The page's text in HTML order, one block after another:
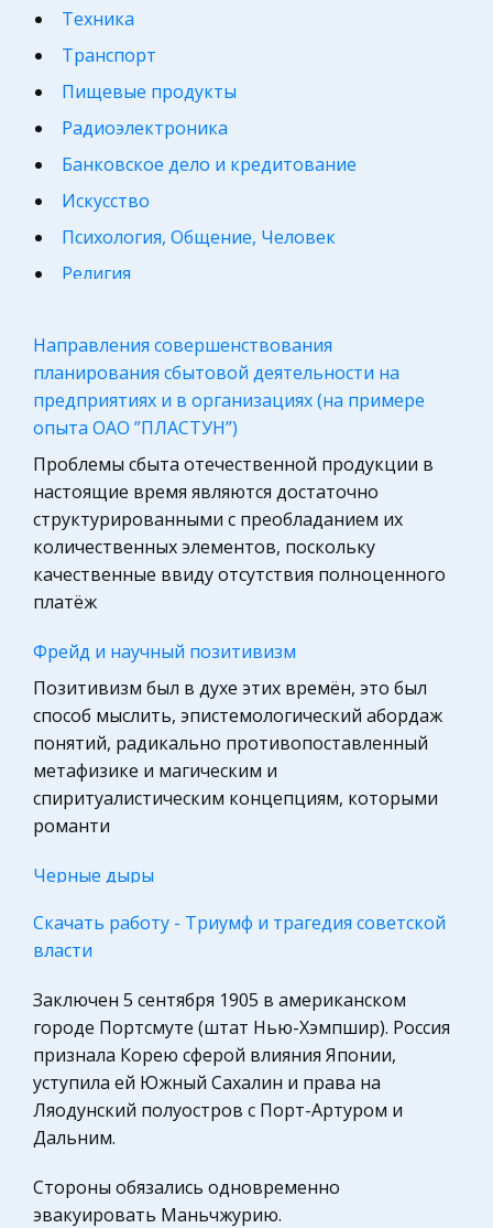
Техника
Транспорт
Пищевые продукты
Радиоэлектроника
Банковское дело и кредитование
Искусство
Психология, Общение, Человек
Религия
Конституционное (государственное) право
России
Астрономия, Авиация, Космонавтика
Микроэкономика, экономика предприятия,
предпринимательство
География, Экономическая география
Международное право
Педагогика
Маркетинг, товароведение, реклама
Право
Политология, Политистория
Биология
Международное частное право
Гражданская оборона
Трудовое право
Экскурсии и туризм
Медицина
Государственное регулирование, Таможня,
Налоги
История государства и права зарубежных
стран
Ценные бумаги
Культурология
Направления совершенствования
планирования сбытовой деятельности на
предприятиях и в организациях (на примере
опыта ОАО ”ПЛАСТУН”)
Проблемы сбыта отечественной продукции в
настоящие время являются достаточно
структурированными с преобладанием их
количественных элементов, поскольку
качественные ввиду отсутствия полноценного
платёж
Фрейд и научный позитивизм
Позитивизм был в духе этих времён, это был
способ мыслить, эпистемологический абордаж
понятий, радикально противопоставленный
метафизике и магическим и
спиритуалистическим концепциям, которыми
романти
Черные дыры
Гравитационный радиус Солнца 3 км, Земли -
около 9 мм. Общая теория относительности А.
свойства черных дыр, из которых важнейшее -
наличие у черной дыры горизонта
Перспективы развития аэрокосмической
отрасли Украины
Харьков-2004 г. 1. Введение. Украина,
мировых авиационно-космических государств.
Общеизвестно, что авиационная и космическая
Скачать работу - Триумф и трагедия советской
власти
Заключен 5 сентября 1905 в американском
городе Портсмуте (штат Нью-Хэмпшир). Россия
признала Корею сферой влияния Японии,
уступила ей Южный Сахалин и права на
Ляодунский полуостров с Порт-Артуром и
Дальним.
Стороны обязались одновременно
эвакуировать Маньчжурию.